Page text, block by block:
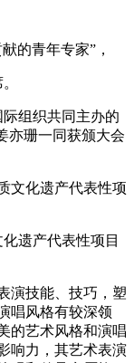
的青年专家”，
组织共同主办的
亦珊一同获颁大会
文化遗产代表性项
遗产代表性项目
演技能、技巧，塑
唱风格有较深领
的艺术风格和演唱
响力，其艺术表演